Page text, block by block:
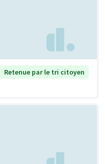
Retenue par le tri citoyen